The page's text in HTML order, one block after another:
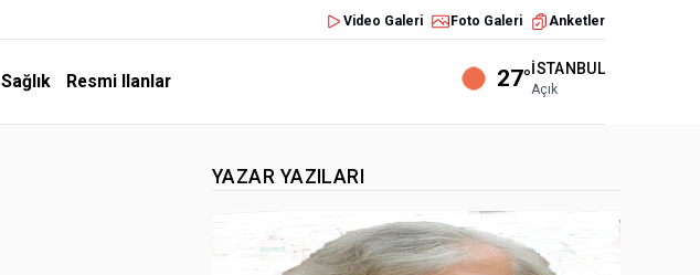
Video Galeri Foto Galeri Anketler
Sağlık Resmi Ilanlar 27°İSTANBUL
Açık
YAZAR YAZILARI